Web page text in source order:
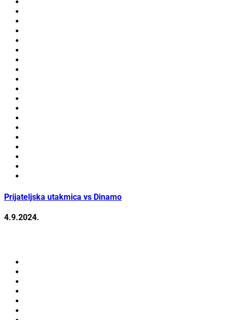
Prijateljska utakmica vs Dinamo
4.9.2024.